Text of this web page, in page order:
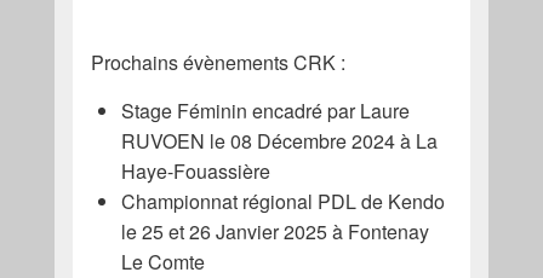
Prochains évènements CRK :
Stage Féminin encadré par Laure
RUVOEN le 08 Décembre 2024 à La
Haye-Fouassière
Championnat régional PDL de Kendo
le 25 et 26 Janvier 2025 à Fontenay
Le Comte